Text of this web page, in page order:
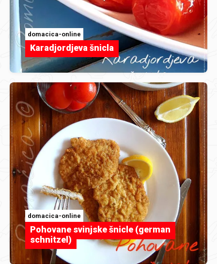
domacica-online
Karadjordjeva šnicla
domacica-online
Pohovane svinjske šnicle (german
schnitzel)